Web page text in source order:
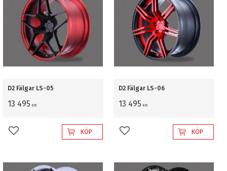
D2 Fälgar LS-05
13 495 KR
Lägg till i favoriterKÖP
D2 Fälgar LS-06
13 495 KR
Lägg till i favoriterKÖP